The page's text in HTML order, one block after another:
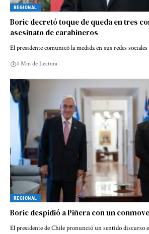
REGIONAL
Boric decretó toque de queda en tres
asesinato de carabineros
El presidente comunicó la medida en sus redes
4 Min de Lectura
REGIONAL
Boric despidió a Piñera con un
El presidente de Chile pronunció un sentido discurso